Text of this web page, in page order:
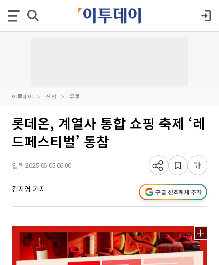
이투데이 산업 유통
롯데온, 계열사 통합 쇼핑 축제 ‘레
드페스티벌’ 동참
입력 2025-06-05 06:00
김지영 기자 구글 선호매체 추가